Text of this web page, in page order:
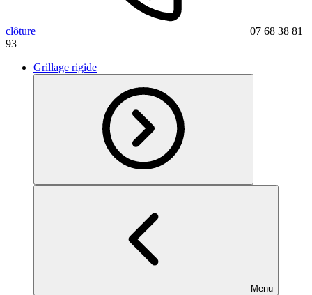
clôture
07 68 38 81
93
Grillage rigide
Menu